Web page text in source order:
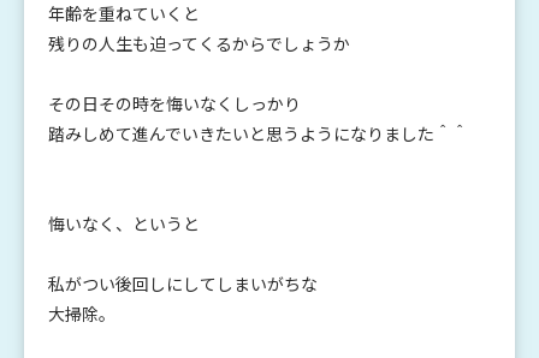
年齢を重ねていくと
残りの人生も迫ってくるからでしょうか
その日その時を悔いなくしっかり
踏みしめて進んでいきたいと思うようになりました＾＾
悔いなく、というと
私がつい後回しにしてしまいがちな
大掃除。